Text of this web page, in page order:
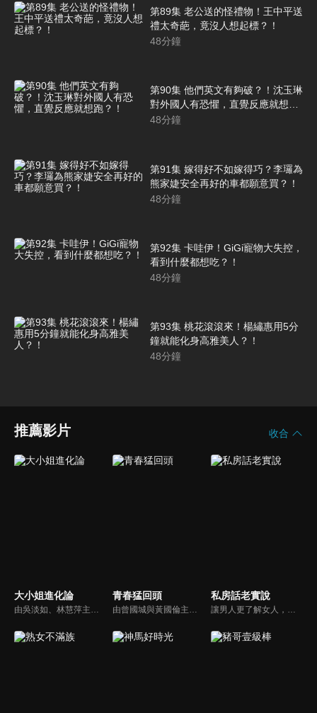
第89集 老公送的怪禮物！王中平送
禮太奇葩，竟沒人想起標？！
48分鐘
第90集 他們英文有夠破？！沈玉琳
對外國人有恐懼，直覺反應就想
跑？！
48分鐘
第91集 嫁得好不如嫁得巧？李㼈為
熊家婕安全再好的車都願意買？！
48分鐘
第92集 卡哇伊！GiGi寵物大失控，
看到什麼都想吃？！
48分鐘
第93集 桃花滾滾來！楊繡惠用5分
鐘就能化身高雅美人？！
48分鐘
推薦影片 收合
大小姐進化論 青春猛回頭 私房話老實說